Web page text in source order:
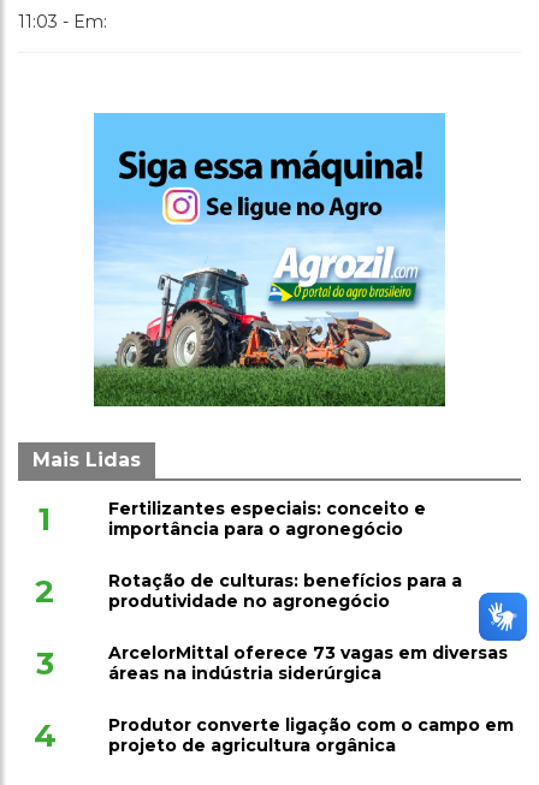
11:03 - Em:
Mais Lidas
1
Fertilizantes especiais: conceito e
importância para o agronegócio
2
Rotação de culturas: benefícios para a
produtividade no agronegócio
3
ArcelorMittal oferece 73 vagas em diversas
áreas na indústria siderúrgica
4
Produtor converte ligação com o campo em
projeto de agricultura orgânica